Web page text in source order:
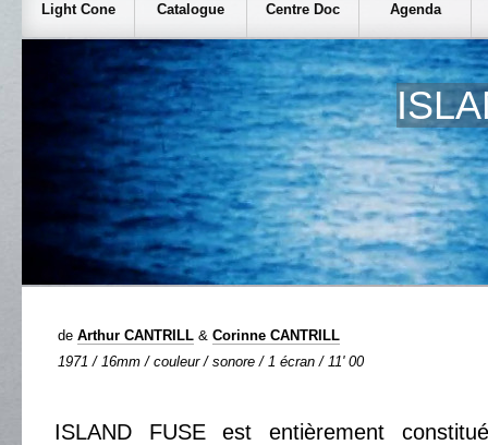
Light Cone Catalogue Centre Doc Agenda
de Arthur CANTRILL & Corinne CANTRILL
1971 / 16mm / couleur / sonore / 1 écran / 11' 00
ISLAND FUSE est entièrement